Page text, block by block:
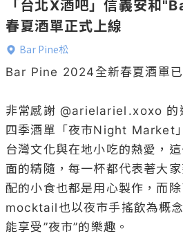
「台北X酒吧」信義安和
春夏酒單正式上線
Bar Pine松
Bar Pine 2024全新春夏酒單已
非常感謝 @arielariel .xoxo 的
四季酒單「夜市Night Market
台灣文化與在地小吃的熱愛，
面的精隨，每一杯都代表著大
配的小食也都是用心製作，而除
mocktail也以夜市手搖飲為概
能享受”夜市”的樂趣。